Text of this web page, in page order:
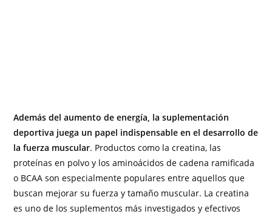
Además del aumento de energía, la suplementación
deportiva juega un papel indispensable en el desarrollo de
la fuerza muscular. Productos como la creatina, las
proteínas en polvo y los aminoácidos de cadena ramificada
o BCAA son especialmente populares entre aquellos que
buscan mejorar su fuerza y tamaño muscular. La creatina
es uno de los suplementos más investigados y efectivos